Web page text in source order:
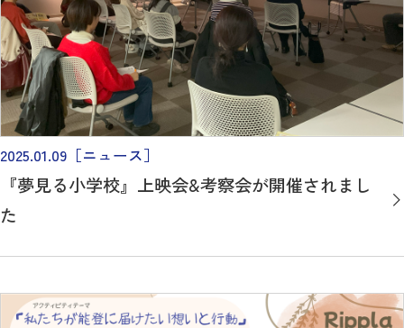
2025.01.09 ［ニュース］
『夢見る小学校』上映会&考察会が開催されまし
た